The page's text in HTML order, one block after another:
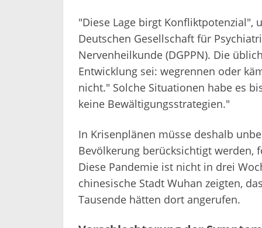
"Diese Lage birgt Konfliktpotenzial",
Deutschen Gesellschaft für
Nervenheilkunde (DGPPN). Die
Entwicklung sei: wegrennen oder
nicht." Solche Situationen habe es
keine Bewältigungsstrategien."
In Krisenplänen müsse deshalb
Bevölkerung berücksichtigt werden,
Diese Pandemie ist nicht in drei
chinesische Stadt Wuhan zeigten,
Tausende hätten dort angerufen.